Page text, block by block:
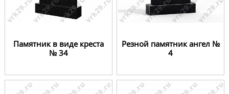
Памятник в виде креста
№ 34
Резной памятник ангел №
4